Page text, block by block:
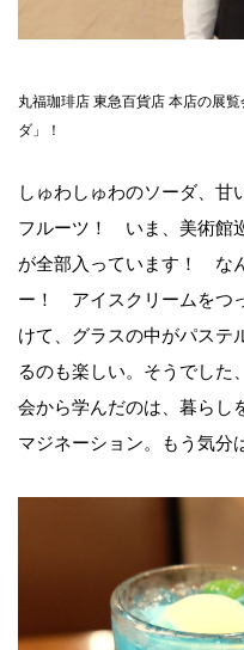
丸福珈琲店 東急百貨店 本店の展
ダ」！
しゅわしゅわのソーダ、甘
フルーツ！ いま、美術館
が全部入っています！ な
ー！ アイスクリームをつ
けて、グラスの中がパステ
るのも楽しい。そうでした
会から学んだのは、暮らし
マジネーション。もう気分